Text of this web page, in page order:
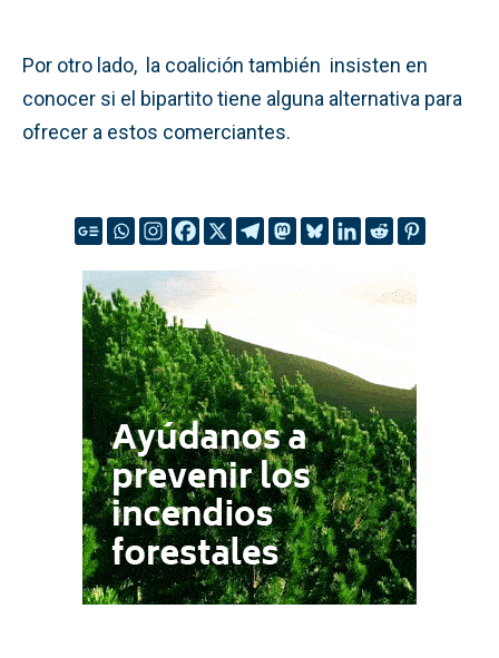
Por otro lado, la coalición también insisten en
conocer si el bipartito tiene alguna alternativa para
ofrecer a estos comerciantes.